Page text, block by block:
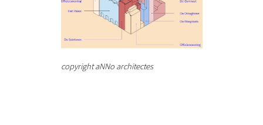
copyright aNNo architectes